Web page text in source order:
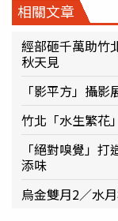
相關文章
經部砸千萬助竹
秋天見
「影平方」攝
竹北「水生繁花
「絕對嗅覺」
添味
烏金雙月2／水